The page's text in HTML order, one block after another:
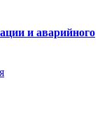
и аварийного